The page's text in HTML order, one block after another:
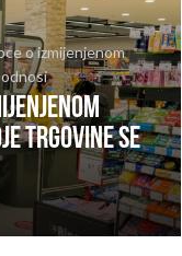
o izmijenjenom
trgovine se